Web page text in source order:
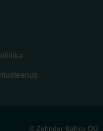
© Zehnder Baltics OÜ